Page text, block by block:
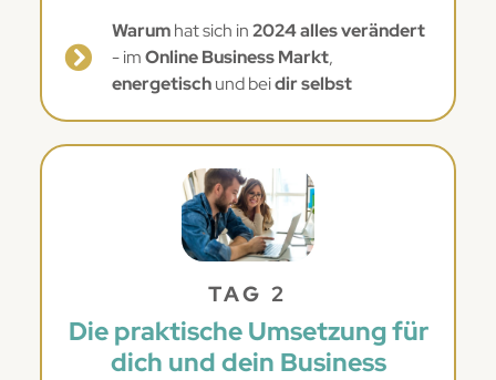
Warumhat sich in2024 alles verändert
- imOnline Business Markt,
energetischund beidir selbst
TAG 2
Die praktische Umsetzung für
dich und dein Business